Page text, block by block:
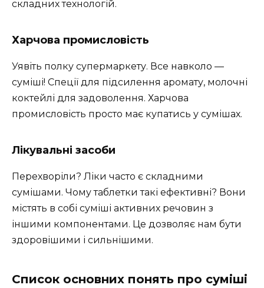
складних технологій.
Харчова промисловість
Уявіть полку супермаркету. Все навколо —
суміші! Спеції для підсилення аромату, молочні
коктейлі для задоволення. Харчова
промисловість просто має купатись у сумішах.
Лікувальні засоби
Перехворіли? Ліки часто є складними
сумішами. Чому таблетки такі ефективні? Вони
містять в собі суміші активних речовин з
іншими компонентами. Це дозволяє нам бути
здоровішими і сильнішими.
Список основних понять про суміші